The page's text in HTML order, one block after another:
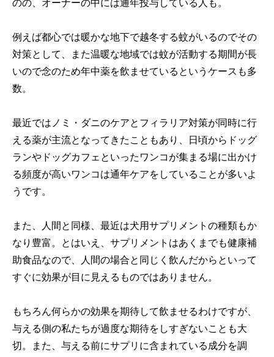
例えば都心では暖かな地下で越冬する蚊がいるのでその
対策として、また温暖な地域では蚊が活動する期間が長
いので念のため年中薬を飲ませているというケースも多
数。
最近ではノミ・ダニのケアとフィラリア対策が同時に行
える薬が主流となってきたこともあり、日頃からドッグ
ランやドッグカフェといったワンコが集まる場に出かけ
る頻度が高いワンコは通年ケアをしていることが多いよ
うです。
また、人間と同様、最近は犬用サプリメントの種類もか
なり豊富。とはいえ、サプリメントはあくまでも健康補
助食品なので、人間の場合と同じく飲んだからといって
すぐに効果が目に見えるものではありません。
もちろん何らかの効果を期待して飲ませるわけですが、
与える側の私たちが過度な期待をしすぎないことも大
切。また、与える前にサプリに含まれている成分を調